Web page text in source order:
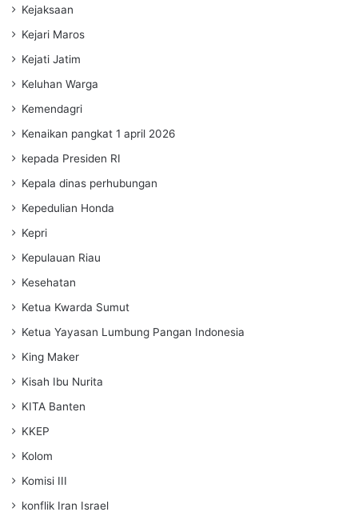
Kejaksaan
Kejari Maros
Kejati Jatim
Keluhan Warga
Kemendagri
Kenaikan pangkat 1 april 2026
kepada Presiden RI
Kepala dinas perhubungan
Kepedulian Honda
Kepri
Kepulauan Riau
Kesehatan
Ketua Kwarda Sumut
Ketua Yayasan Lumbung Pangan Indonesia
King Maker
Kisah Ibu Nurita
KITA Banten
KKEP
Kolom
Komisi III
konflik Iran Israel